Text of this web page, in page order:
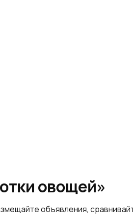
овощей»
объявления,